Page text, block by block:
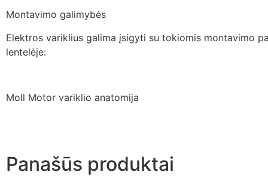
Montavimo galimybės
Elektros variklius galima įsigyti su tokiomis montavimo
lentelėje:
Moll Motor variklio anatomija
Panašūs produktai